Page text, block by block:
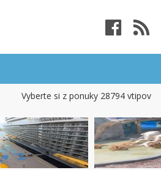
Vyberte si z ponuky 28794 vtipov